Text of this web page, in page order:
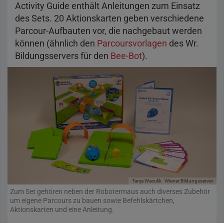
Activity Guide enthält Anleitungen zum Einsatz
des Sets. 20 Aktionskarten geben verschiedene
Parcour-Aufbauten vor, die nachgebaut werden
können (ähnlich den Parcoursvorlagen des Wr.
Bildungsservers für den Bee-Bot).
Tanja Waculik Wiener Bildungsserver
Zum Set gehören neben der Robotermaus auch diverses Zubehör
um eigene Parcours zu bauen sowie Befehlskärtchen,
Aktionskarten und eine Anleitung.